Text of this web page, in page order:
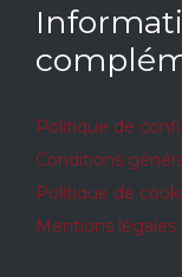
Politique de
Conditions
Politique de
Mentions légales